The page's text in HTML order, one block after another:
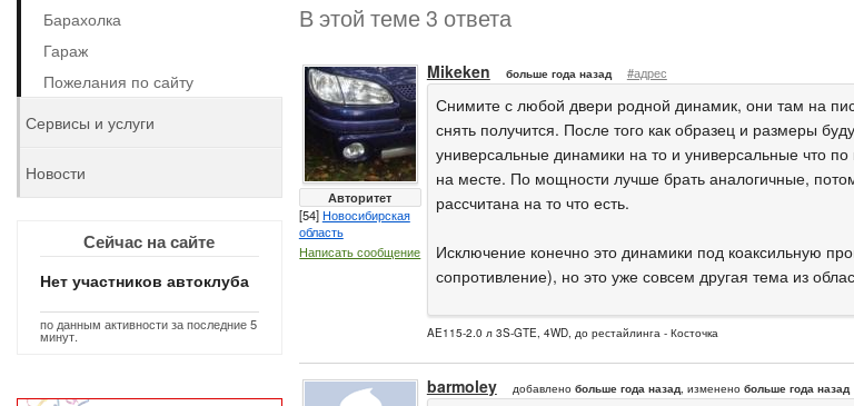
В этой теме 3 ответа
Авторитет
[54]Новосибирская
область
Написать сообщение
Mikeken больше года назад #адрес
Снимите с любой двери родной динамик, они там на
снять получится. После того как образец и размеры
универсальные динамики на то и универсальные что
на месте. По мощности лучше брать аналогичные,
рассчитана на то что есть.
Исключение конечно это динамики под коаксильную
сопротивление), но это уже совсем другая тема из
AE115-2.0 л 3S-GTE, 4WD, до рестайлинга - Косточка
barmoley добавлено больше года назад, изменено больше года назад
Барахолка
Гараж
Пожелания по сайту
Сервисы и услуги
Новости
Сейчас на сайте
Нет участников автоклуба
по данным активности за последние 5
минут.